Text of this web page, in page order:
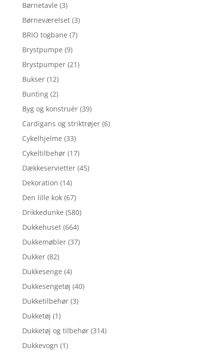
Børnetavle (3)
Børneværelset (3)
BRIO togbane (7)
Brystpumpe (9)
Brystpumper (21)
Bukser (12)
Bunting (2)
Byg og konstruér (39)
Cardigans og striktrøjer (6)
Cykelhjelme (33)
Cykeltilbehør (17)
Dækkeservietter (45)
Dekoration (14)
Den lille kok (67)
Drikkedunke (580)
Dukkehuset (664)
Dukkemøbler (37)
Dukker (82)
Dukkesenge (4)
Dukkesengetøj (40)
Dukketilbehør (3)
Dukketøj (1)
Dukketøj og tilbehør (314)
Dukkevogn (1)